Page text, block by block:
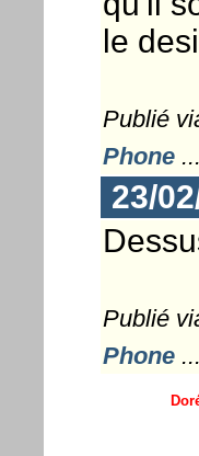
le
Publié
Phone...
23/
Publié
Phone...